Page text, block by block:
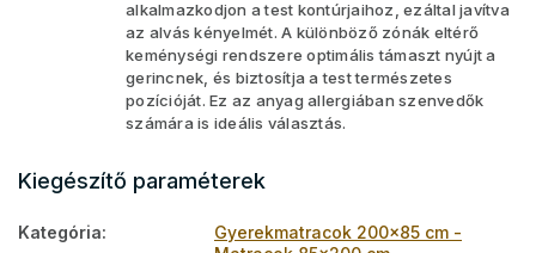
alkalmazkodjon a test kontúrjaihoz, ezáltal javítva
az alvás kényelmét. A különböző zónák eltérő
keménységi rendszere optimális támaszt nyújt a
gerincnek, és biztosítja a test természetes
pozícióját. Ez az anyag allergiában szenvedők
számára is ideális választás.
Kiegészítő paraméterek
Kategória:
Gyerekmatracok 200x85 cm -